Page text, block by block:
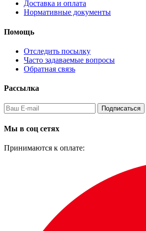
Доставка и оплата
Нормативные документы
Помощь
Отследить посылку
Часто задаваемые вопросы
Обратная связь
Рассылка
Подписаться
Мы в соц сетях
Принимаются к оплате: